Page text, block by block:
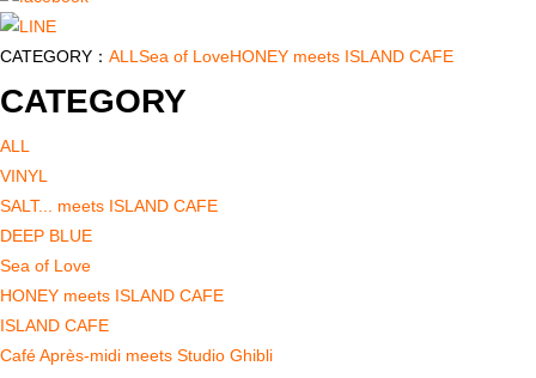
CATEGORY： ALL Sea of LoveHONEY meets ISLAND CAFE
CATEGORY
ALL
VINYL
SALT... meets ISLAND CAFE
DEEP BLUE
Sea of Love
HONEY meets ISLAND CAFE
ISLAND CAFE
Café Après-midi meets Studio Ghibli